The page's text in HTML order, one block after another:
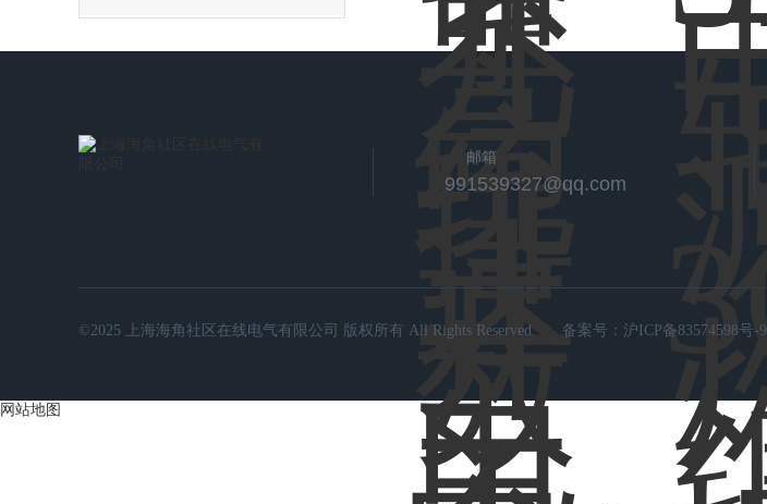
邮箱
991539327@qq.com
©2025 上海海角社区在线电气有限公司 版权所有 All Rights Reserved. 备案号： 沪ICP备83574598号-9
网站地图